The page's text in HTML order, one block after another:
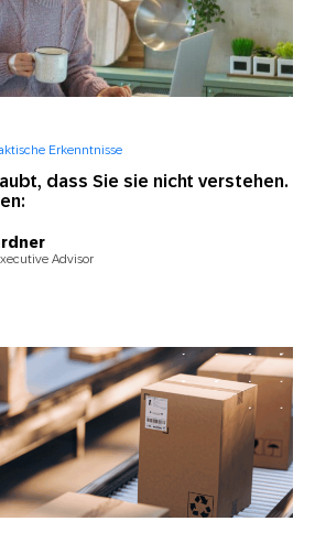
dass Sie sie nicht verstehen.
Erkenntnisse
Advisor